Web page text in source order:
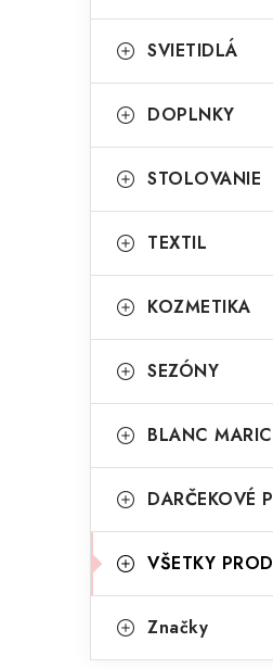
a
n
l
i
SVIETIDLÁ
DOPLNKY
STOLOVANIE
TEXTIL
KOZMETIKA
SEZÓNY
BLANC
DARČEKOVÉ
VŠETKY
Značky